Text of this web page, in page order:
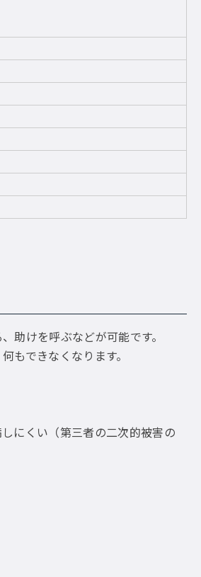
助けを呼ぶなどが可能です。
もできなくなります。
にくい（第三者の二次的被害の